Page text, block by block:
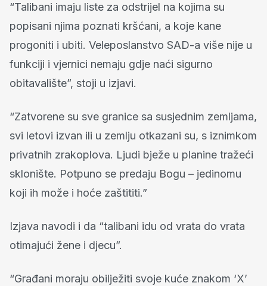
“Talibani imaju liste za odstrijel na kojima su
popisani njima poznati kršćani, a koje kane
progoniti i ubiti. Veleposlanstvo SAD-a više nije u
funkciji i vjernici nemaju gdje naći sigurno
obitavalište”, stoji u izjavi.
“Zatvorene su sve granice sa susjednim zemljama,
svi letovi izvan ili u zemlju otkazani su, s iznimkom
privatnih zrakoplova. Ljudi bježe u planine tražeći
sklonište. Potpuno se predaju Bogu – jedinomu
koji ih može i hoće zaštititi.”
Izjava navodi i da “talibani idu od vrata do vrata
otimajući žene i djecu”.
“Građani moraju obilježiti svoje kuće znakom ‘X’